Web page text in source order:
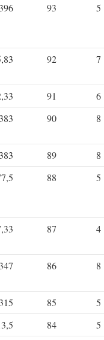
396 93 5
92 7
91
6
383 90 8
383 89
8
88 5
87 4
347 86 8
315 85
5
84
5